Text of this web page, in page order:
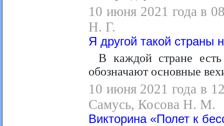
10 июня 2021 года в
Н. Г.
Я другой такой страны
В каждой стране есть
обозначают основные
10 июня 2021 года в
Самусь, Косова Н. М.
Викторина «Полет к